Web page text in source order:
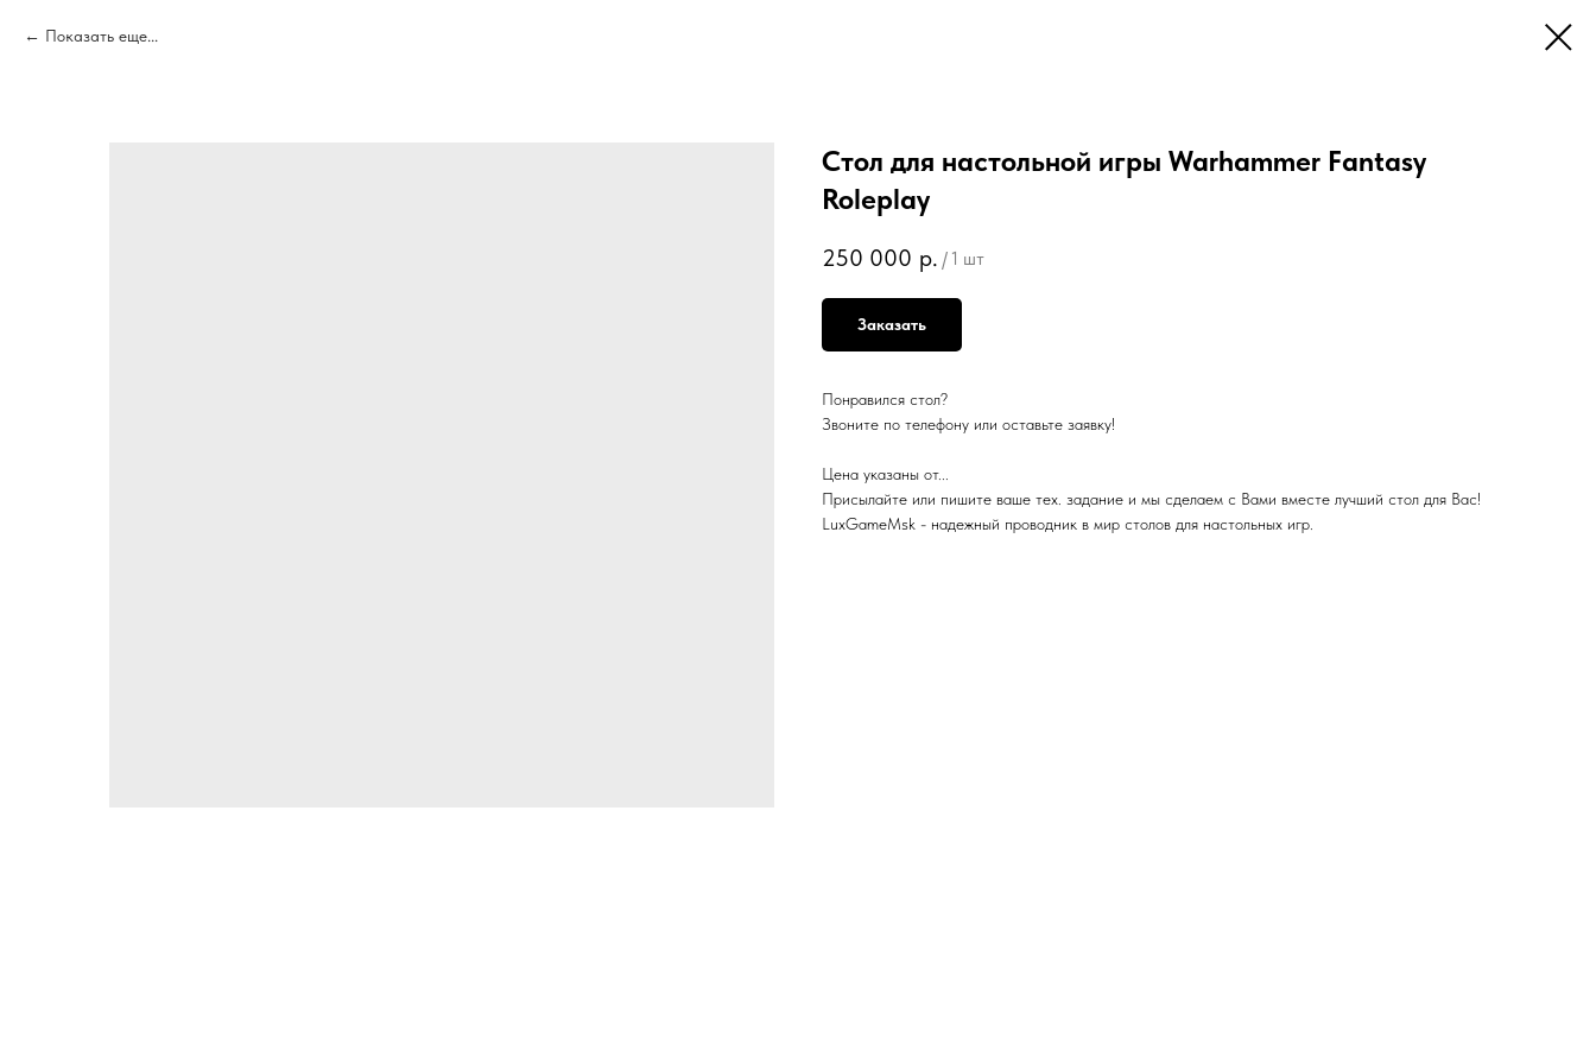
Показать еще...
Стол для настольной игры Warhammer Fantasy
Roleplay
250 000 р. / 1 шт
Заказать
Понравился стол?
Звоните по телефону или оставьте заявку!
Цена указаны от...
Присылайте или пишите ваше тех. задание и мы сделаем с Вами вместе лучший стол для Вас!
LuхGаmеМsk - надежный проводник в мир столов для настольных игр.